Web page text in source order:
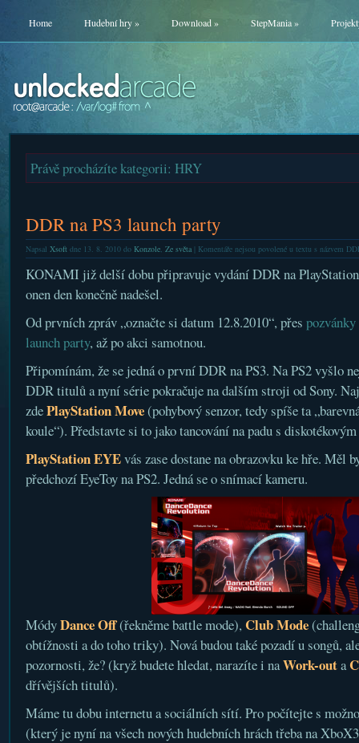
Home Hudební hry» Download» StepMania»
Právě procházíte kategorii: HRY
DDR na PS3 launch party
Napsal Xsoftdne 13. 8. 2010 do Konzole, Ze světa| Komentáře nejsou povolenéu textu s názvem
KONAMI již delší dobu připravuje vydání DDR na
onen den konečně nadešel.
Od prvních zpráv „označte si datum 12.8.2010“, přes pozvánky
launch party, až po akci samotnou.
Připomínám, že se jedná o první DDR na PS3. Na PS2 vyšlo
DDR titulů a nyní série pokračuje na dalším stroji od Sony.
zdePlayStation Move(pohybový senzor, tedy spíše ta
koule“). Představte si to jako tancování na padu s
PlayStation EYEvás zase dostane na obrazovku ke hře. Měl
předchozí EyeToy na PS2. Jedná se o snímací kameru.
MódyDance Off(řekněme battle mode),Club Mode
obtížnosti a do toho triky). Nová budou také pozadí u songů,
pozornosti, že? (kryž budete hledat, narazíte i naWork-outa
dřívějších titulů).
Máme tu dobu internetu a sociálních sítí. Pro počítejte s
(který je nyní na všech nových hudebních hrách třeba na